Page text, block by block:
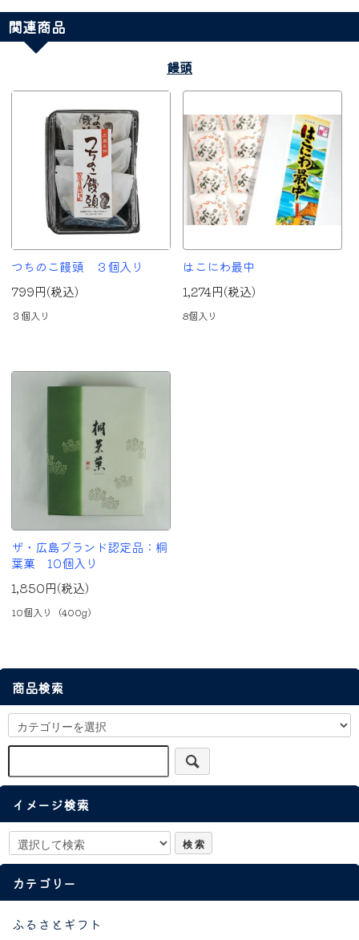
関連商品
饅頭
つちのこ饅頭 ３個入り
799円(税込)
３個入り
はこにわ最中
1,274円(税込)
8個入り
ザ・広島ブランド認定品：桐
葉菓 10個入り
1,850円(税込)
10個入り（400g）
商品検索
イメージ検索
カテゴリー
ふるさとギフト